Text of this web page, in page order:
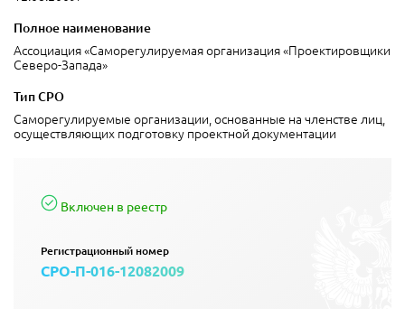
Полное наименование
Ассоциация «Саморегулируемая организация «Проектировщики
Северо-Запада»
Тип СРО
Саморегулируемые организации, основанные на членстве лиц,
осуществляющих подготовку проектной документации
Включен в реестр
Регистрационный номер
СРО-П-016-12082009